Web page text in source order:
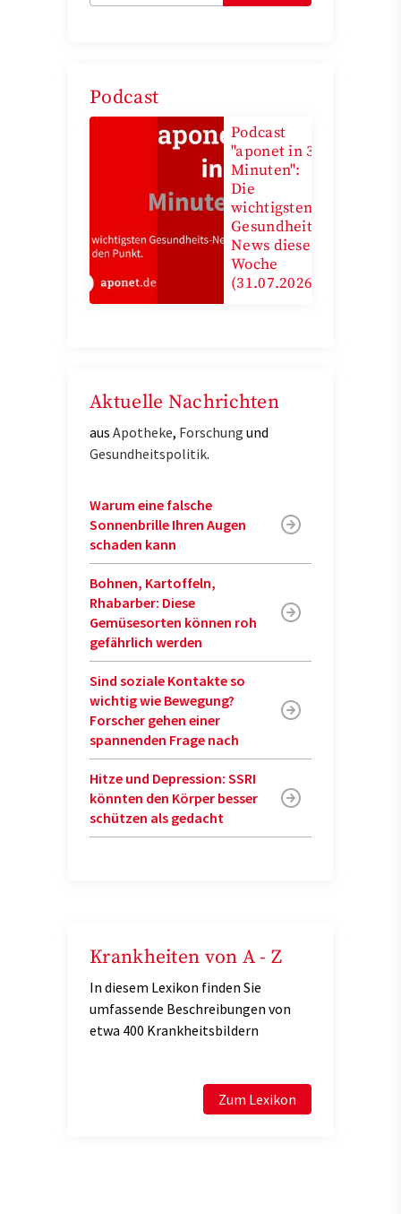
Podcast
Podcast
"aponet in 3
Minuten":
Die
wichtigsten
Gesundheits-
News diese
Woche
(31.07.2026)
Aktuelle Nachrichten
aus Apotheke, Forschung und
Gesundheitspolitik.
Warum eine falsche
Sonnenbrille Ihren Augen
schaden kann
Bohnen, Kartoffeln,
Rhabarber: Diese
Gemüsesorten können roh
gefährlich werden
Sind soziale Kontakte so
wichtig wie Bewegung?
Forscher gehen einer
spannenden Frage nach
Hitze und Depression: SSRI
könnten den Körper besser
schützen als gedacht
Krankheiten von A - Z
In diesem Lexikon finden Sie
umfassende Beschreibungen von
etwa 400 Krankheitsbildern
Zum Lexikon